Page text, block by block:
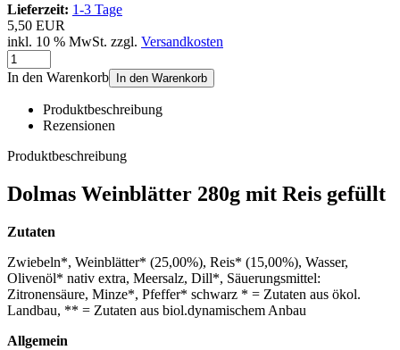
Lieferzeit: 1-3 Tage
5,50 EUR
inkl. 10 % MwSt. zzgl. Versandkosten
In den Warenkorb In den Warenkorb
Produktbeschreibung
Rezensionen
Produktbeschreibung
Dolmas Weinblätter 280g mit Reis gefüllt
Zutaten
Zwiebeln*, Weinblätter* (25,00%), Reis* (15,00%), Wasser,
Olivenöl* nativ extra, Meersalz, Dill*, Säuerungsmittel:
Zitronensäure, Minze*, Pfeffer* schwarz * = Zutaten aus ökol.
Landbau, ** = Zutaten aus biol.dynamischem Anbau
Allgemein